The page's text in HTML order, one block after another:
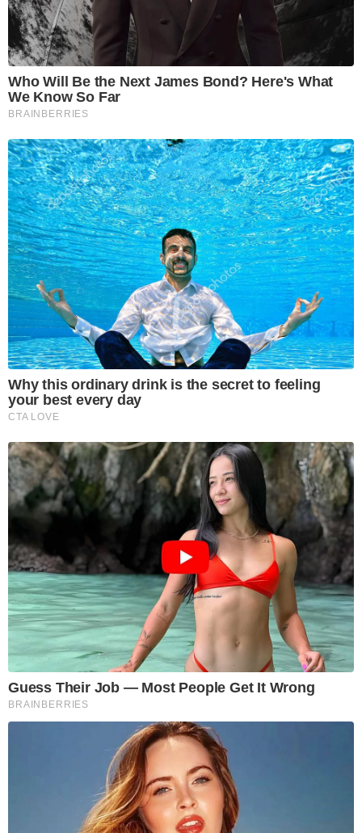
Who Will Be the Next James Bond? Here's What
We Know So Far
BRAINBERRIES
Why this ordinary drink is the secret to feeling
your best every day
CTA LOVE
Guess Their Job — Most People Get It Wrong
BRAINBERRIES